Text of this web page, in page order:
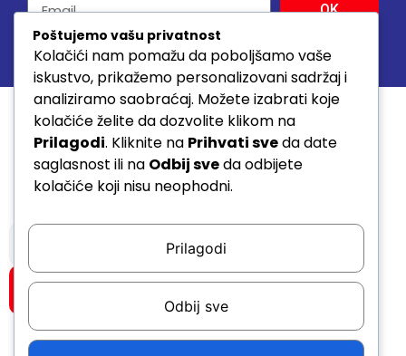
OK
© 2026. SVA PRAVA ZADRŽANA www.sda.rs
Poštujemo vašu privatnost
Kolačići nam pomažu da poboljšamo vaše
iskustvo, prikažemo personalizovani sadržaj i
analiziramo saobraćaj. Možete izabrati koje
kolačiće želite da dozvolite klikom na
Prilagodi. Kliknite na Prihvati sveda date
saglasnost ili na Odbij sveda odbijete
kolačiće koji nisu neophodni.
Prilagodi
Odbij sve
Pretraži